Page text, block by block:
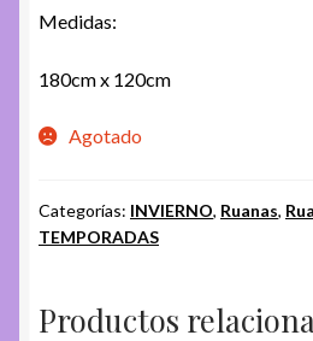
Medidas:
180cm x 120cm
Agotado
Categorías: INVIERNO, Ruanas,
TEMPORADAS
Productos